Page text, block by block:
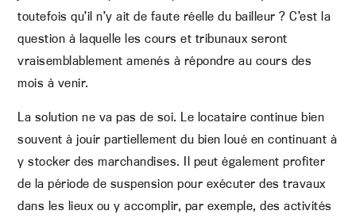
toutefois qu’il n’y ait de faute réelle du bailleur ? C’est la
question à laquelle les cours et tribunaux seront
vraisemblablement amenés à répondre au cours des
mois à venir.
La solution ne va pas de soi. Le locataire continue bien
souvent à jouir partiellement du bien loué en continuant à
y stocker des marchandises. Il peut également profiter
de la période de suspension pour exécuter des travaux
dans les lieux ou y accomplir, par exemple, des activités